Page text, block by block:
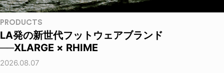
PRODUCTS
LA発の新世代フットウェアブランド
──XLARGE × RHIME
2026.08.07